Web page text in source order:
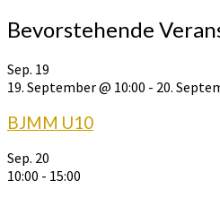
Bevorstehende
Sep. 19
19. September @ 10:00 - 20.
BJMM U10
Sep. 20
10:00 - 15:00